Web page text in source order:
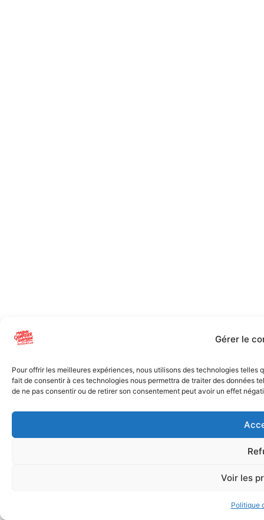
Gérer le
Pour offrir les meilleures expériences, nous utilisons des technologies
fait de consentir à ces technologies nous permettra de traiter des données
de ne pas consentir ou de retirer son consentement peut avoir un effet
Voir les
Politique